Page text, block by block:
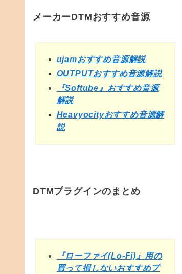
メーカーDTMおすすめ音源
ujamおすすめ音源解説
OUTPUTおすすめ音源解説
『Softube』おすすめ音源
解説
Heavyocityおすすめ音源解
説
DTMプラグインのまとめ
『ローファイ(Lo-Fi)』用の
買って損しないおすすめプ